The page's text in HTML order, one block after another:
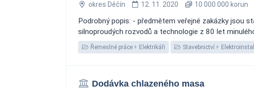
okres Děčín 12. 11. 2020 10 000 000 korun
Podrobný popis: - předmětem veřejné zakázky jsou
silnoproudých rozvodů a technologie z 80 let
Řemeslné práce Elektrikáři Stavebnictví
Dodávka chlazeného masa